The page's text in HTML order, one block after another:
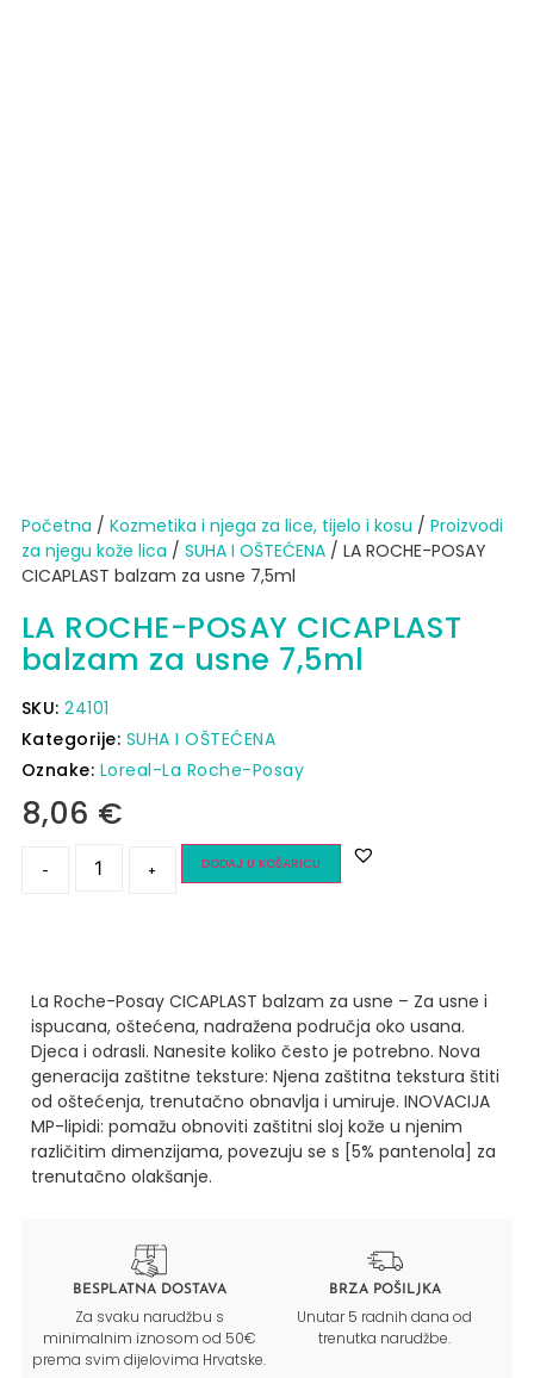
Početna / Kozmetika i njega za lice, tijelo i kosu / Proizvodi
za njegu kože lica / SUHA I OŠTEĆENA/ LA ROCHE-POSAY
CICAPLAST balzam za usne 7,5ml
LA ROCHE-POSAY CICAPLAST
balzam za usne 7,5ml
SKU:24101
Kategorije: SUHA I OŠTEĆENA
Oznake: Loreal-La Roche-Posay
8,06 €
- + DODAJ U KOŠARICU
La Roche-Posay CICAPLAST balzam za usne – Za usne i
ispucana, oštećena, nadražena područja oko usana.
Djeca i odrasli. Nanesite koliko često je potrebno. Nova
generacija zaštitne teksture: Njena zaštitna tekstura štiti
od oštećenja, trenutačno obnavlja i umiruje. INOVACIJA
MP-lipidi: pomažu obnoviti zaštitni sloj kože u njenim
različitim dimenzijama, povezuju se s [5% pantenola] za
trenutačno olakšanje.
BESPLATNA DOSTAVA
Za svaku narudžbu s
minimalnim iznosom od 50€
prema svim dijelovima Hrvatske.
BRZA POŠILJKA
Unutar 5 radnih dana od
trenutka narudžbe.